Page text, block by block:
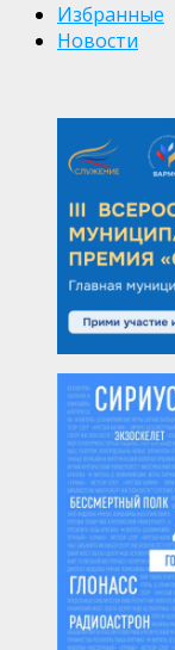
Избранные
Новости